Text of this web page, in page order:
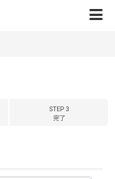
STEP 3
完了